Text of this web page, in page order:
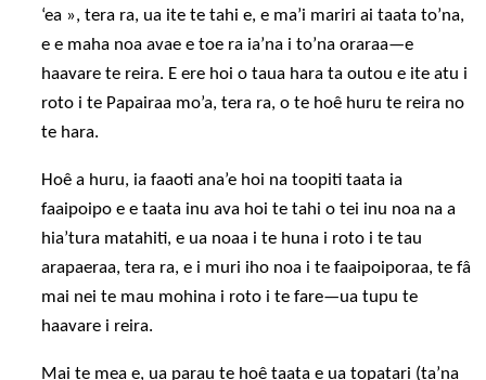
‘ea », tera ra, ua ite te tahi e, e ma’i mariri ai taata to’na,
e e maha noa avae e toe ra ia’na i to’na oraraa—e
haavare te reira. E ere hoi o taua hara ta outou e ite atu i
roto i te Papairaa mo’a, tera ra, o te hoê huru te reira no
te hara.
Hoê a huru, ia faaoti ana’e hoi na toopiti taata ia
faaipoipo e e taata inu ava hoi te tahi o tei inu noa na a
hia’tura matahiti, e ua noaa i te huna i roto i te tau
arapaeraa, tera ra, e i muri iho noa i te faaipoiporaa, te fâ
mai nei te mau mohina i roto i te fare—ua tupu te
haavare i reira.
Mai te mea e, ua parau te hoê taata e ua topatari (ta’na